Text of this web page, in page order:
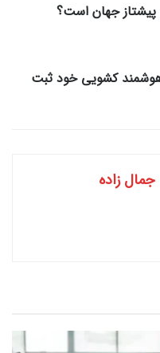
جهان است؟
کشویی خود ثبت
جمال زاده